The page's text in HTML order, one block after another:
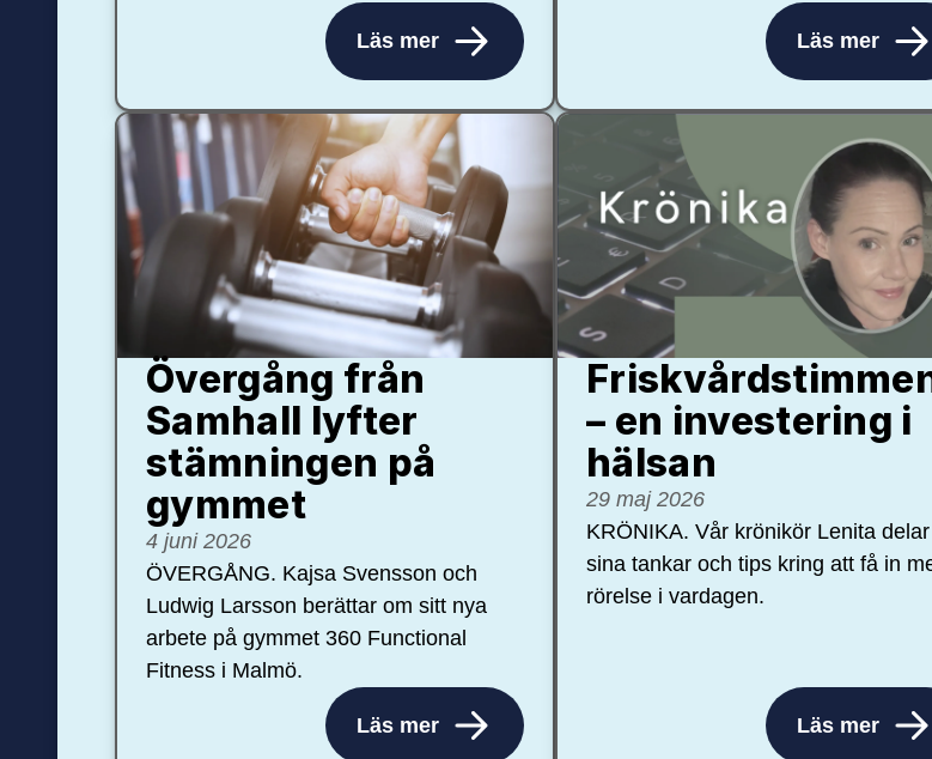
Läs mer Läs mer
Övergång från
Samhall lyfter
stämningen på
gymmet
4 juni 2026
ÖVERGÅNG. Kajsa Svensson och
Ludwig Larsson berättar om sitt nya
arbete på gymmet 360 Functional
Fitness i Malmö.
Läs mer
– en investering i
hälsan
29 maj 2026
KRÖNIKA. Vår krönikör Lenita delar
sina tankar och tips kring att få in
rörelse i vardagen.
Läs mer